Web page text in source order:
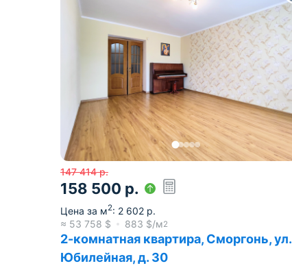
147 414 р.
158 500 р.
Цена за м2: 2 602 р.
≈ 53 758 $ 883 $/м2
2-комнатная квартира, Сморгонь, ул.
Юбилейная, д. 30